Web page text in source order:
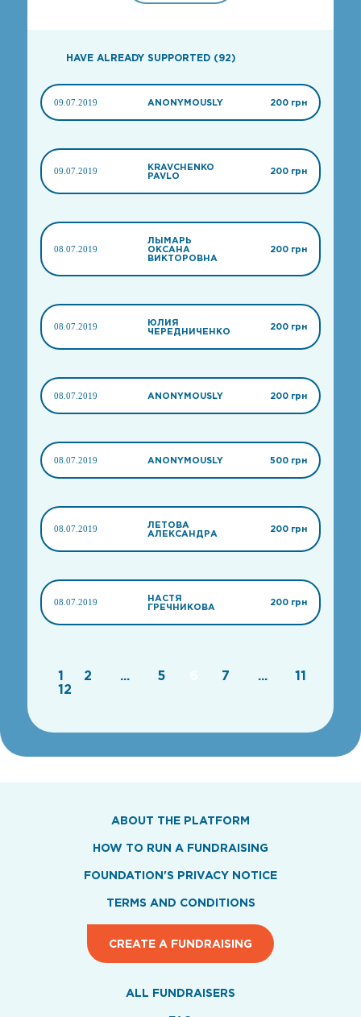
HAVE ALREADY SUPPORTED (92)
09.07.2019 ANONYMOUSLY 200 грн
09.07.2019
KRAVCHENKO
PAVLO
200 грн
08.07.2019
ЛЫМАРЬ
ОКСАНА
ВИКТОРОВНА
200 грн
08.07.2019
ЮЛИЯ
ЧЕРЕДНИЧЕНКО
200 грн
08.07.2019 ANONYMOUSLY 200 грн
08.07.2019 ANONYMOUSLY 500 грн
08.07.2019
ЛЕТОВА
АЛЕКСАНДРА
200 грн
08.07.2019
НАСТЯ
ГРЕЧНИКОВА
200 грн
1 2 ... 5 7 ...
11
12
ABOUT THE PLATFORM
HOW TO RUN A FUNDRAISING
FOUNDATION'S PRIVACY NOTICE
TERMS AND CONDITIONS
CREATE A FUNDRAISING
ALL FUNDRAISERS